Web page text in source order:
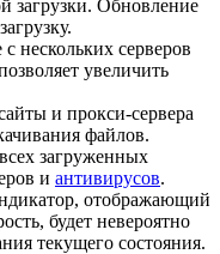
загрузки. Обновление
нескольких серверов
увеличить
и прокси-сервера
файлов.
загруженных
и антивирусов.
отображающий
будет невероятно
текущего состояния.